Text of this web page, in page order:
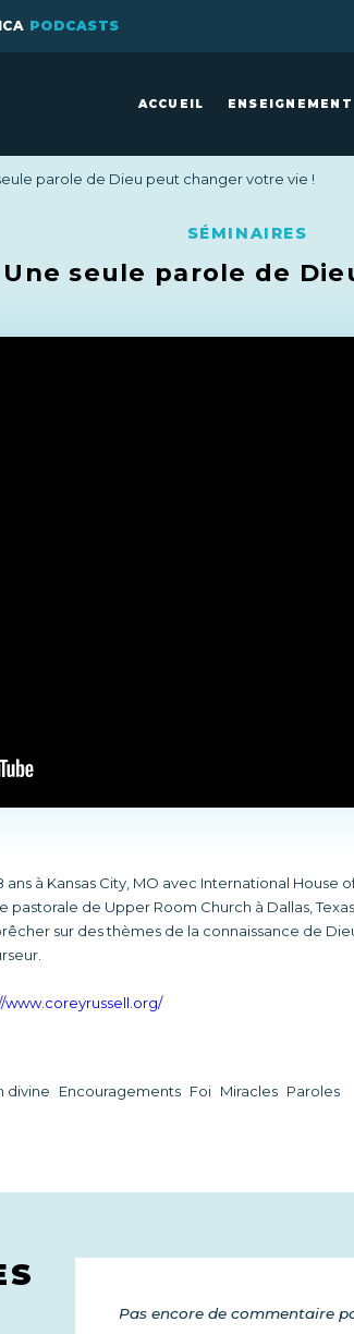
PODCASTS
ACCUEIL ENSEIGNEMENT
parole de Dieu peut changer votre vie !
SÉMINAIRES
Une seule parole de
ans à Kansas City, MO avec International House
de Upper Room Church à Dallas,
sur des thèmes de la connaissance de
www.coreyrussell.org/
divine Encouragements Foi Miracles Paroles
Pas encore de commentaire